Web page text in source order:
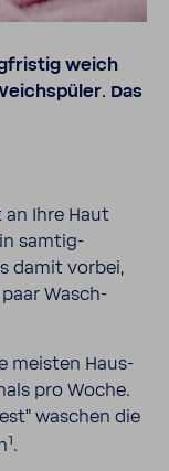
weich
Das
an Ihre Haut
samtig-​
damit vorbei,
Wasch­
meisten Haus­
pro Woche.
waschen die
1.